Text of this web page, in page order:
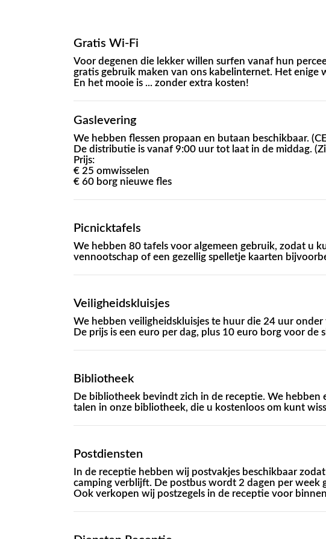
Gratis Wi-Fi
Voor degenen die lekker willen surfen vanaf hun
gratis gebruik maken van ons kabelinternet. Het enige
En het mooie is ... zonder extra kosten!
Gaslevering
We hebben flessen propaan en butaan beschikbaar.
De distributie is vanaf 9:00 uur tot laat in de middag.
Prijs:
€ 25 omwisselen
€ 60 borg nieuwe fles
Picnicktafels
We hebben 80 tafels voor algemeen gebruik, zodat u
vennootschap of een gezellig spelletje kaarten
Veiligheidskluisjes
We hebben veiligheidskluisjes te huur die 24 uur
De prijs is een euro per dag, plus 10 euro borg voor de
Bibliotheek
De bibliotheek bevindt zich in de receptie. We
talen in onze bibliotheek, die u kostenloos om kunt
Postdiensten
In de receptie hebben wij postvakjes beschikbaar
camping verblijft. De postbus wordt 2 dagen per week
Ook verkopen wij postzegels in de receptie voor